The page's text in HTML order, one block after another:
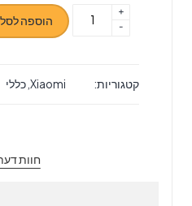
כמות
note
-
+
הוספה לסל
קטגוריות: Xiaomi כללי
חוות דעת